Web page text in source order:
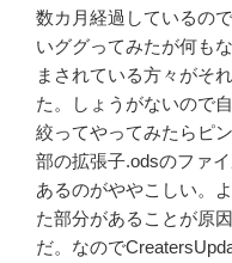
数カ月経過しているの
いググってみたが何も
まされている方々がそ
た。しょうがないので
絞ってやってみたらピ
部の拡張子.odsのファ
あるのがややこしい。
た部分があることが原
だ。なので